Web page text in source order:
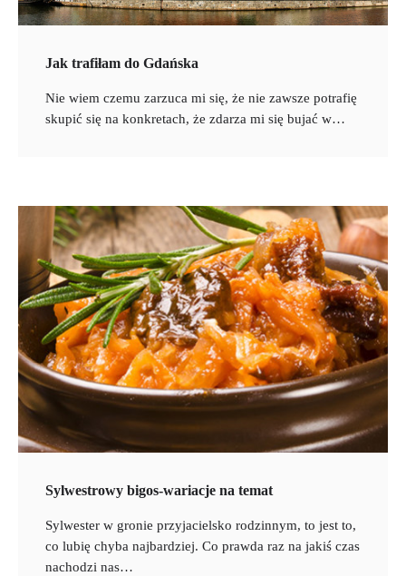
Jak trafiłam do Gdańska
Nie wiem czemu zarzuca mi się, że nie zawsze potrafię
skupić się na konkretach, że zdarza mi się bujać w…
Sylwestrowy bigos-wariacje na temat
Sylwester w gronie przyjacielsko rodzinnym, to jest to,
co lubię chyba najbardziej. Co prawda raz na jakiś czas
nachodzi nas…